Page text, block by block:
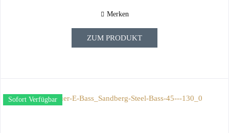
Merken
ZUM PRODUKT
Sofort Verfügbar